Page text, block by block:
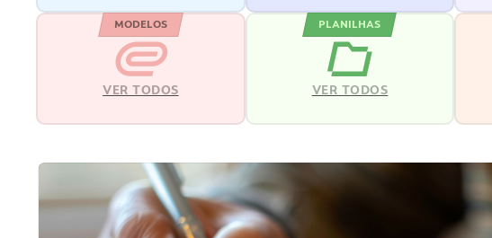
MODELOS
VER TODOS
PLANILHAS
VER TODOS